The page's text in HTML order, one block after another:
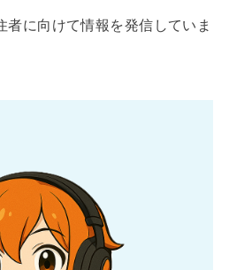
に向けて情報を発信していま